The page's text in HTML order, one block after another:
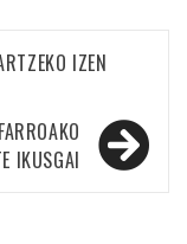
IZEN
IKUSGAI